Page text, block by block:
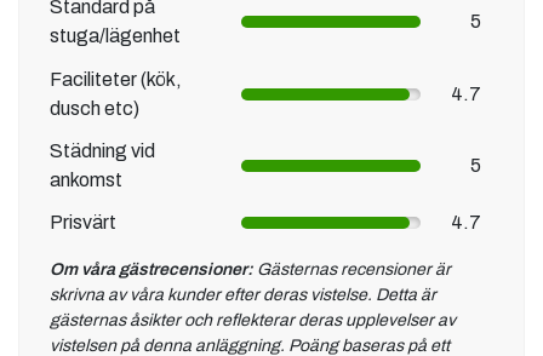
Standard på
stuga/lägenhet
5
Faciliteter (kök,
dusch etc)
4.7
Städning vid
ankomst
5
Prisvärt 4.7
Om våra gästrecensioner: Gästernas recensioner är
skrivna av våra kunder efter deras vistelse. Detta är
gästernas åsikter och reflekterar deras upplevelser av
vistelsen på denna anläggning. Poäng baseras på ett